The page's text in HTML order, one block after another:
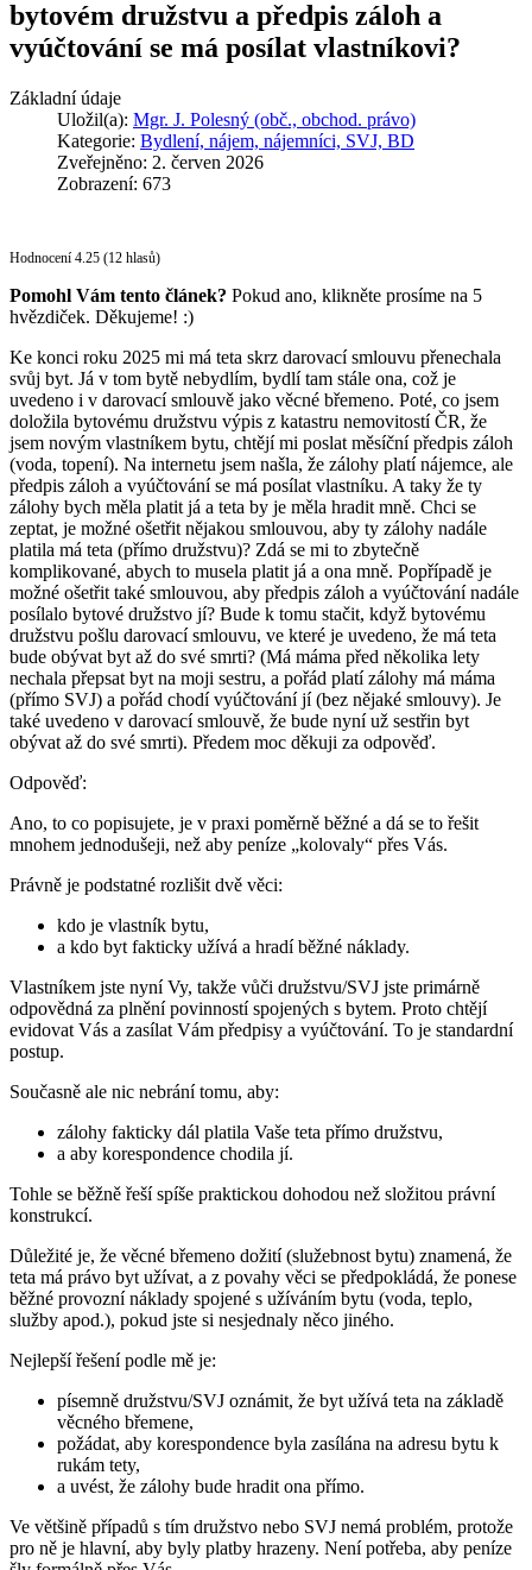
bytovém družstvu a předpis záloh a
vyúčtování se má posílat vlastníkovi?
Základní údaje
Uložil(a): Mgr. J. Polesný (obč., obchod. právo)
Kategorie: Bydlení, nájem, nájemníci, SVJ, BD
Zveřejněno: 2. červen 2026
Zobrazení: 673
Hodnocení 4.25 (12 hlasů)
Pomohl Vám tento článek? Pokud ano, klikněte prosíme na 5
hvězdiček. Děkujeme! :)
Ke konci roku 2025 mi má teta skrz darovací smlouvu přenechala
svůj byt. Já v tom bytě nebydlím, bydlí tam stále ona, což je
uvedeno i v darovací smlouvě jako věcné břemeno. Poté, co jsem
doložila bytovému družstvu výpis z katastru nemovitostí ČR, že
jsem novým vlastníkem bytu, chtějí mi poslat měsíční předpis záloh
(voda, topení). Na internetu jsem našla, že zálohy platí nájemce, ale
předpis záloh a vyúčtování se má posílat vlastníku. A taky že ty
zálohy bych měla platit já a teta by je měla hradit mně. Chci se
zeptat, je možné ošetřit nějakou smlouvou, aby ty zálohy nadále
platila má teta (přímo družstvu)? Zdá se mi to zbytečně
komplikované, abych to musela platit já a ona mně. Popřípadě je
možné ošetřit také smlouvou, aby předpis záloh a vyúčtování nadále
posílalo bytové družstvo jí? Bude k tomu stačit, když bytovému
družstvu pošlu darovací smlouvu, ve které je uvedeno, že má teta
bude obývat byt až do své smrti? (Má máma před několika lety
nechala přepsat byt na moji sestru, a pořád platí zálohy má máma
(přímo SVJ) a pořád chodí vyúčtování jí (bez nějaké smlouvy). Je
také uvedeno v darovací smlouvě, že bude nyní už sestřin byt
obývat až do své smrti). Předem moc děkuji za odpověď.
Odpověď:
Ano, to co popisujete, je v praxi poměrně běžné a dá se to řešit
mnohem jednodušeji, než aby peníze „kolovaly“ přes Vás.
Právně je podstatné rozlišit dvě věci:
kdo je vlastník bytu,
a kdo byt fakticky užívá a hradí běžné náklady.
Vlastníkem jste nyní Vy, takže vůči družstvu/SVJ jste primárně
odpovědná za plnění povinností spojených s bytem. Proto chtějí
evidovat Vás a zasílat Vám předpisy a vyúčtování. To je standardní
postup.
Současně ale nic nebrání tomu, aby:
zálohy fakticky dál platila Vaše teta přímo družstvu,
a aby korespondence chodila jí.
Tohle se běžně řeší spíše praktickou dohodou než složitou právní
konstrukcí.
Důležité je, že věcné břemeno dožití (služebnost bytu) znamená, že
teta má právo byt užívat, a z povahy věci se předpokládá, že ponese
běžné provozní náklady spojené s užíváním bytu (voda, teplo,
služby apod.), pokud jste si nesjednaly něco jiného.
Nejlepší řešení podle mě je:
písemně družstvu/SVJ oznámit, že byt užívá teta na základě
věcného břemene,
požádat, aby korespondence byla zasílána na adresu bytu k
rukám tety,
a uvést, že zálohy bude hradit ona přímo.
Ve většině případů s tím družstvo nebo SVJ nemá problém, protože
pro ně je hlavní, aby byly platby hrazeny. Není potřeba, aby peníze